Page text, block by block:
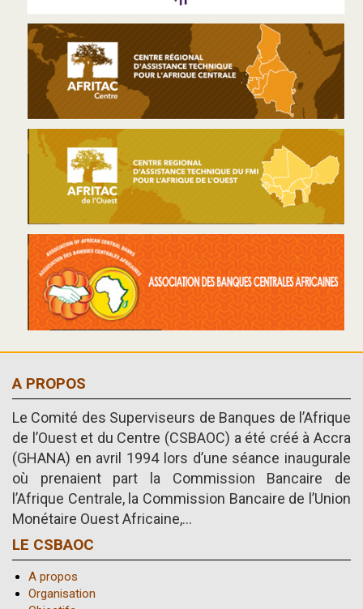
A PROPOS
Le Comité des Superviseurs de Banques de l’Afrique
de l’Ouest et du Centre (CSBAOC) a été créé à Accra
(GHANA) en avril 1994 lors d’une séance inaugurale
où prenaient part la Commission Bancaire de
l’Afrique Centrale, la Commission Bancaire de l’Union
Monétaire Ouest Africaine,...
LE CSBAOC
A propos
Organisation